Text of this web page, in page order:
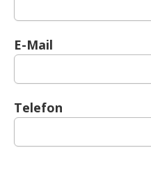
E-Mail
Telefon